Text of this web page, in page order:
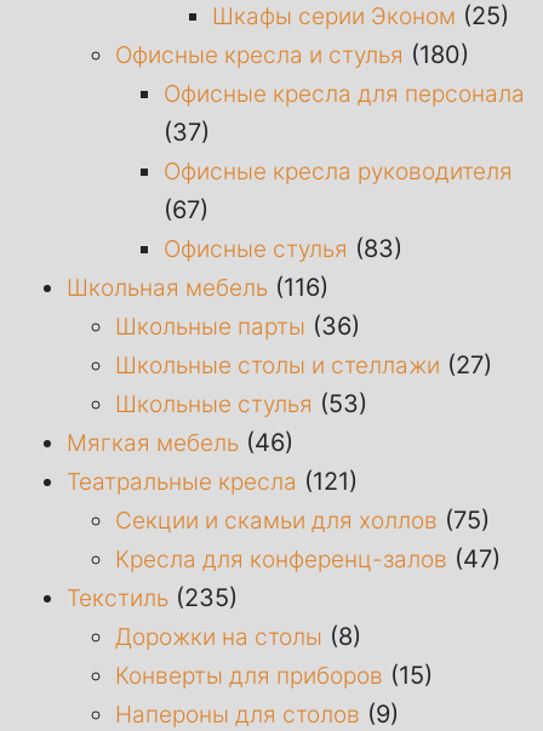
Шкафы серии Эконом (25)
Офисные кресла и стулья (180)
Офисные кресла для персонала
(37)
Офисные кресла руководителя
(67)
Офисные стулья (83)
Школьная мебель (116)
Школьные парты (36)
Школьные столы и стеллажи (27)
Школьные стулья (53)
Мягкая мебель (46)
Театральные кресла (121)
Секции и скамьи для холлов (75)
Кресла для конференц-залов (47)
Текстиль (235)
Дорожки на столы (8)
Конверты для приборов (15)
Напероны для столов (9)